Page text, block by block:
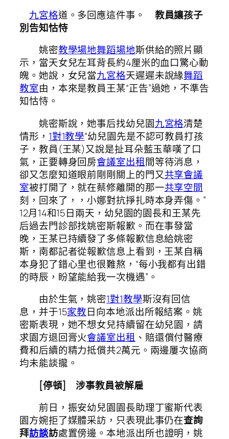
九宮格道。多回應這件事。
教員讓孩子
別告知怙恃
姚密教學場地舞蹈場地斯供給的照片顯
示，當天女兒左耳背長約4厘米的血口驚心動
魄。她說，女兒當九宮格天遲遲未說緣舞蹈
教室由，本來是教員王某“正告”過她，不準告
知怙恃。
姚密斯說，她事后找幼兒園九宮格清楚
情形， 1對1教學“幼兒園先是不認可教員打孩
子，教員(王某)又說是扯耳朵藍玉華嘆了口
氣，正要轉身回房會議室出租間等待消息，
卻又怎麼知道眼前剛剛關上的門又共享會議
室被打開了，就在蔡修離開的那一共享空間
刻，回來了，，小娜對抗掙扎時本身弄傷。”
12月14和15日兩天，幼兒園的園長和王某先
后過去門診部找姚密斯報歉。而在事發當
晚，王某已持續發了多條報歉信息給姚密
斯，南都記者從報歉信息上看到，王某自稱
本身犯了錯心里也很難熬，“每小我都有出錯
的時辰，盼望能給我一次機遇”。
由於生氣，姚密1對1教學斯沒有回信
息，并于15家教日向本地派出所報結案。姚
密斯表現，她不想女兒持續留在幼兒園，請
求園方退回膏火會議室出租 、賠還償付醫療
費和后續的精力抵償共2萬元。兩邊屢次協商
均未能談攏。
[停頓] 涉事教員被解雇
前日，振安幼兒園園長助理丁蜜斯代表
園方婉拒了媒體采訪，只表現此事仍在查詢
拜訪談訪處置傍邊。本地派出所也證明，姚